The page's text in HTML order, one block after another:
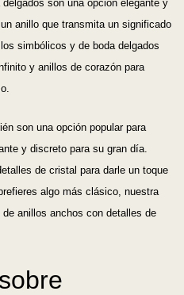
delgados son una opción elegante y
anillo que transmita un significado
simbólicos y de boda delgados
y anillos de corazón para
son una opción popular para
y discreto para su gran día.
de cristal para darle un toque
algo más clásico, nuestra
anillos anchos con detalles de